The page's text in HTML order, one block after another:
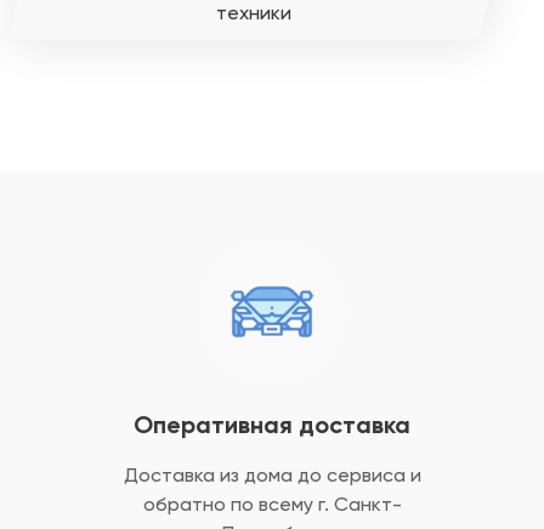
техники
Оперативная доставка
Доставка из дома до сервиса и
обратно по всему г. Санкт-